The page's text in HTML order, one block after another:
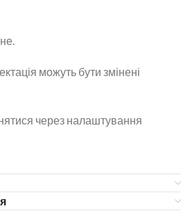
можуть бути змінені
через налаштування